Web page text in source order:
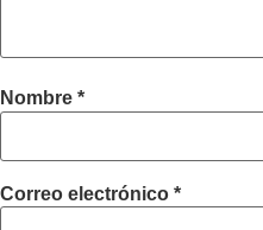
Nombre *
Correo electrónico *